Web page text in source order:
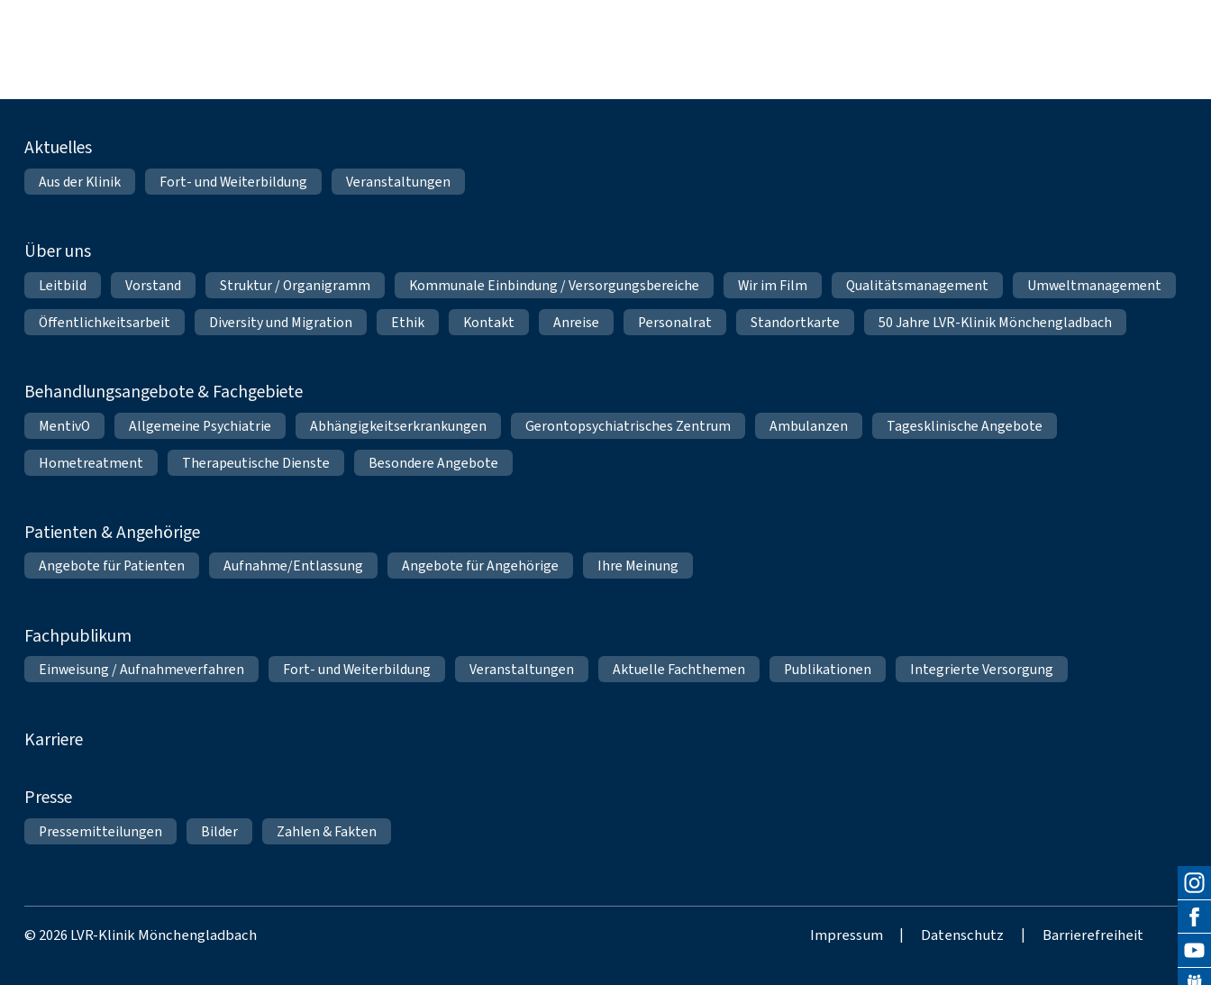
Fußnavigation
Aktuelles
Aus der Klinik Fort- und Weiterbildung Veranstaltungen
Über uns
Leitbild Vorstand Struktur / Organigramm Kommunale Einbindung / Versorgungsbereiche Wir im Film Qualitätsmanagement
Umweltmanagement
Öffentlichkeitsarbeit
Diversity und Migration Ethik Kontakt Anreise Personalrat Standortkarte 50 Jahre LVR-Klinik Mönchengladbach
Behandlungsangebote & Fachgebiete
MentivO Allgemeine Psychiatrie Abhängigkeitserkrankungen Gerontopsychiatrisches Zentrum Ambulanzen
Tagesklinische Angebote
Hometreatment
Therapeutische Dienste Besondere Angebote
Patienten & Angehörige
Angebote für Patienten Aufnahme/Entlassung Angebote für Angehörige Ihre Meinung
Fachpublikum
Einweisung / Aufnahmeverfahren Fort- und Weiterbildung Veranstaltungen Aktuelle Fachthemen Publikationen Integrierte Versorgung
Karriere
Presse
Pressemitteilungen Bilder Zahlen & Fakten
© 2026 LVR-Klinik Mönchengladbach Impressum | Datenschutz | Barrierefreiheit